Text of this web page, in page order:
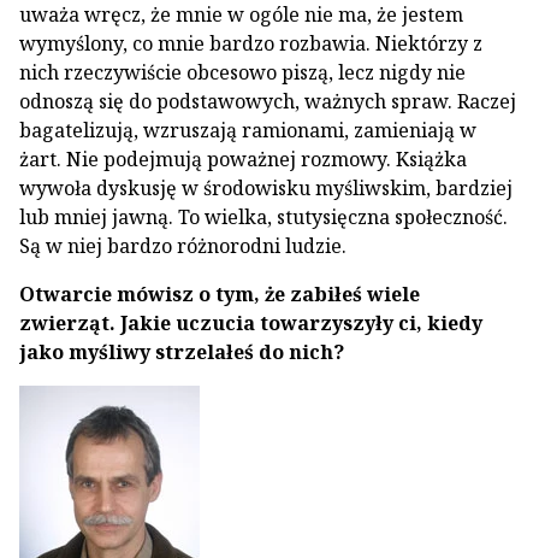
uważa wręcz, że mnie w ogóle nie ma, że jestem
wymyślony, co mnie bardzo rozbawia. Niektórzy z
nich rzeczywiście obcesowo piszą, lecz nigdy nie
odnoszą się do podstawowych, ważnych spraw. Raczej
bagatelizują, wzruszają ramionami, zamieniają w
żart. Nie podejmują poważnej rozmowy. Książka
wywoła dyskusję w środowisku myśliwskim, bardziej
lub mniej jawną. To wielka, stutysięczna społeczność.
Są w niej bardzo różnorodni ludzie.
Otwarcie mówisz o tym, że zabiłeś wiele
zwierząt. Jakie uczucia towarzyszyły ci, kiedy
jako myśliwy strzelałeś do nich?